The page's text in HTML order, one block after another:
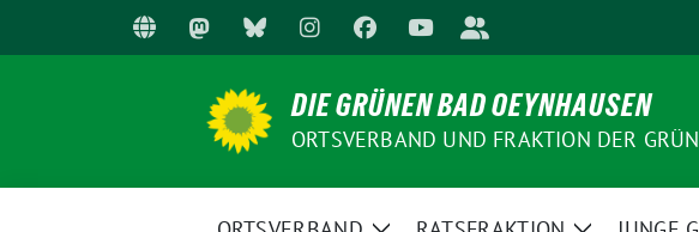
zum
DIE GRÜNEN BAD OEYNHAUSEN
ORTSVERBAND UND FRAKTION DER